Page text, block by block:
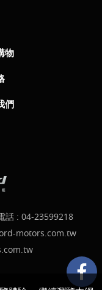
物
們
話 : 04-23599218
motors.com.tw